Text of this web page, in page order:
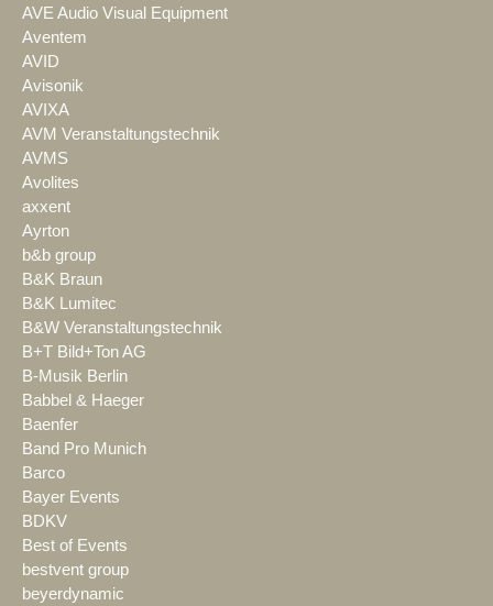
AVE Audio Visual Equipment
Aventem
AVID
Avisonik
AVIXA
AVM Veranstaltungstechnik
AVMS
Avolites
axxent
Ayrton
b&b group
B&K Braun
B&K Lumitec
B&W Veranstaltungstechnik
B+T Bild+Ton AG
B-Musik Berlin
Babbel & Haeger
Baenfer
Band Pro Munich
Barco
Bayer Events
BDKV
Best of Events
bestvent group
beyerdynamic